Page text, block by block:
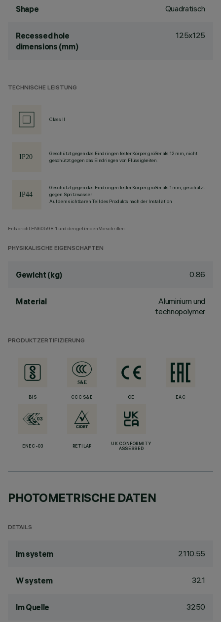
Shape Quadratisch
Recessed hole
dimensions (mm)
125x125
TECHNISCHE LEISTUNG
Class II
Geschützt gegen das Eindringen fester Körper größer als 12 mm, nicht
geschützt gegen das Eindringen von Flüssigkeiten.
Geschützt gegen das Eindringen fester Körper größer als 1 mm, geschützt
gegen Spritzwasser.
Auf dem sichtbaren Teil des Produkts nach der Installation
Entspricht EN60598-1 und den geltenden Vorschriften.
PHYSIKALISCHE EIGENSCHAFTEN
Gewicht (kg) 0.86
Material
Aluminium und
technopolymer
PRODUKTZERTIFIZIERUNG
BIS CCC S&E CE EAC
ENEC-03 RETILAP
UK CONFORMITY
ASSESSED
PHOTOMETRISCHE DATEN
DETAILS
lm system 2110.55
W system 32.1
lm Quelle 3250